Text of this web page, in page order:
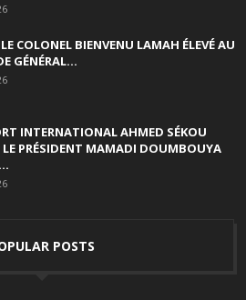
COLONEL BIENVENU LAMAH ÉLEVÉ AU
GÉNÉRAL...
INTERNATIONAL AHMED SÉKOU
LE PRÉSIDENT MAMADI DOUMBOUYA
POSTS